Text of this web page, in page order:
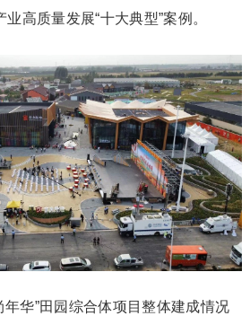
高质量发展“十大典型”案例。
华”田园综合体项目整体建成情况